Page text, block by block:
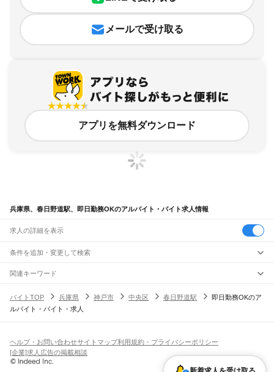
メールで受け取る
アプリを無料ダウンロード
兵庫県、春日野道駅、即日勤務OKのアルバイト・バイト求人情報
求人の詳細を表示
条件を追加・変更して検索
市区町村を追加・変更
兵庫県すべて
神戸市すべて
西脇市宝塚市三木市高砂市川西市小野市三田市加西市丹波篠山市
丹波市南あわじ市朝来市 たつの市川辺郡多可郡加古郡
神崎郡揖保郡
駅を追加・変更
JR神戸線(神戸～姫路)
神戸駅 兵庫駅 須磨駅 塩屋駅
職種を追加・変更
飲食・フードサービスすべて
ホールスタッフキッチンスタッフ
パン屋（ベーカリー）
バー（BAR）・バーテンダー
飲食店（店長・マネージャー）
人気
日払いOK高校生歓迎 髪型・髪色自由
雇用形態を追加・変更
関連キーワード
バイトTOP
兵庫県 神戸市 中央区 春日野道駅
即日勤務OKのア
ルバイト・バイト・求人
ヘルプ・お問い合わせサイトマップ利用規約・プライバシーポリシー
[企業]求人広告の掲載相談